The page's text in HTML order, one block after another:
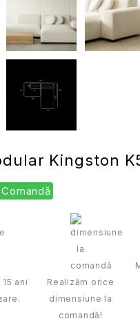
Kingston
ani
Realizăm orice
dimensiune la
comandă!